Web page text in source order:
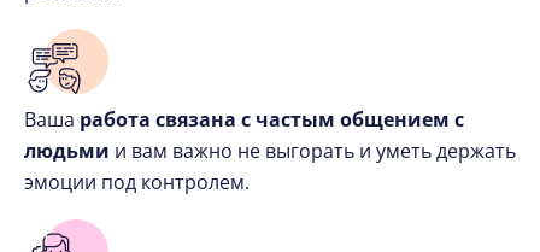
Ваша работа связана с частым общением с
людьми и вам важно не выгорать и уметь держать
эмоции под контролем.